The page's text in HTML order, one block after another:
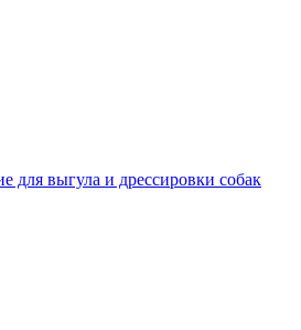
для выгула и дрессировки собак